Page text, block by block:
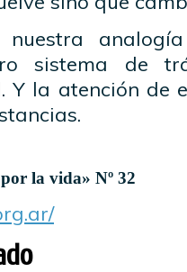
sistema de
Y la atención de
la vida» Nº 32